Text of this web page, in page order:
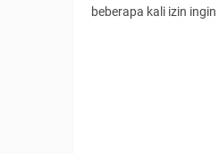
beberapa kali izin